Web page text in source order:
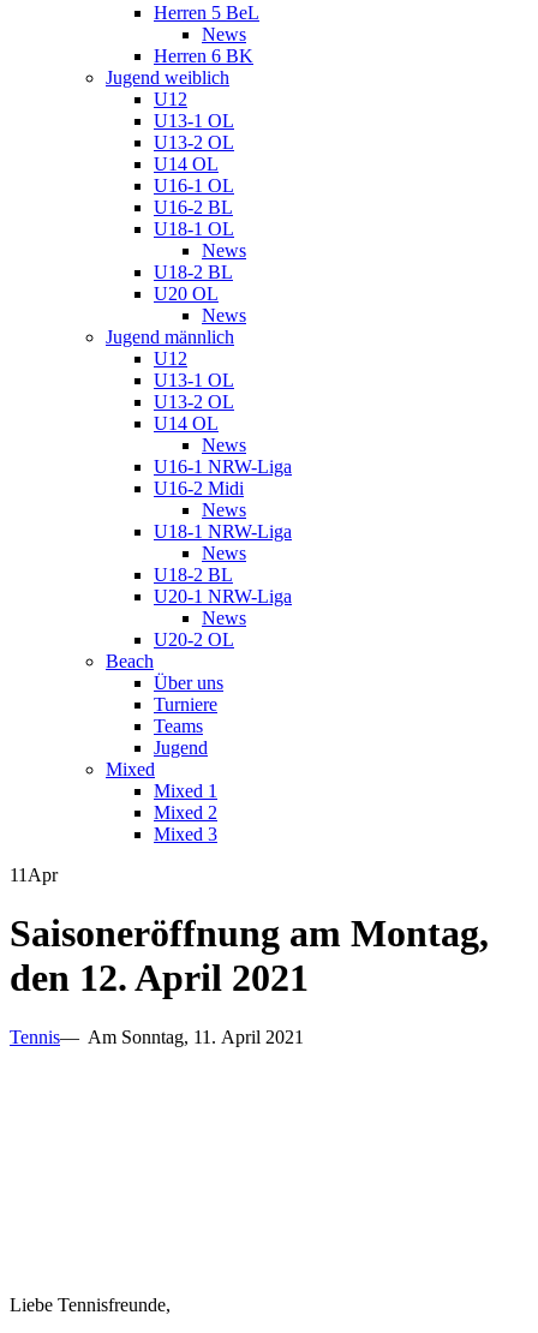
Herren 5 BeL
News
Herren 6 BK
Jugend weiblich
U12
U13-1 OL
U13-2 OL
U14 OL
U16-1 OL
U16-2 BL
U18-1 OL
News
U18-2 BL
U20 OL
News
Jugend männlich
U12
U13-1 OL
U13-2 OL
U14 OL
News
U16-1 NRW-Liga
U16-2 Midi
News
U18-1 NRW-Liga
News
U18-2 BL
U20-1 NRW-Liga
News
U20-2 OL
Beach
Über uns
Turniere
Teams
Jugend
Mixed
Mixed 1
Mixed 2
Mixed 3
11 Apr
Saisoneröffnung am Montag,
den 12. April 2021
Tennis— Am Sonntag, 11. April 2021
Liebe Tennisfreunde,